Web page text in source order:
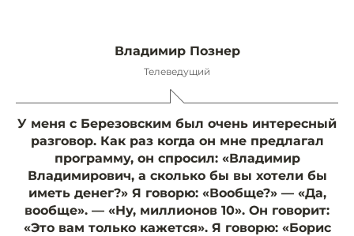
Владимир Познер
Телеведущий
У меня с Березовским был очень интересный
разговор. Как раз когда он мне предлагал
программу, он спросил: «Владимир
Владимирович, а сколько бы вы хотели бы
иметь денег?» Я говорю: «Вообще?» — «Да,
вообще». — «Ну, миллионов 10». Он говорит:
«Это вам только кажется». Я говорю: «Борис